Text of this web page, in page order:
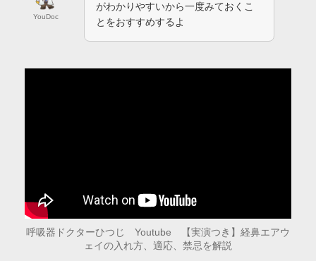
YouDoc
がわかりやすいから一度みておくこ
とをおすすめするよ
呼吸器ドクターひつじ Youtube 【実演つき】経鼻エアウ
ェイの入れ方、適応、禁忌を解説